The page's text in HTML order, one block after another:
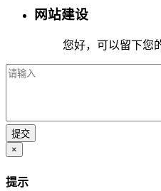
网站建设
您好，可以留下您
×
提示